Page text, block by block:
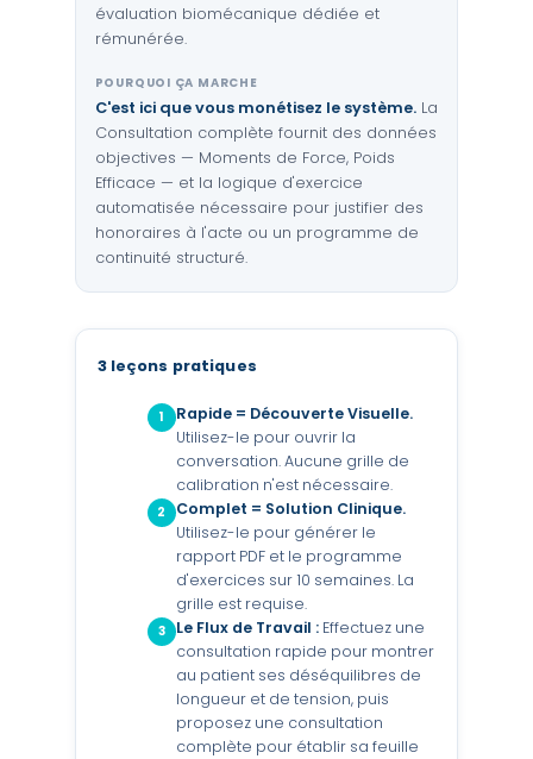
évaluation biomécanique dédiée et
rémunérée.
POURQUOI ÇA MARCHE
C'est ici que vous monétisez le système.La
Consultation complète fournit des données
objectives — Moments de Force, Poids
Efficace — et la logique d'exercice
automatisée nécessaire pour justifier des
honoraires à l'acte ou un programme de
continuité structuré.
3 leçons pratiques
1
Rapide = Découverte Visuelle.
Utilisez-le pour ouvrir la
conversation. Aucune grille de
calibration n'est nécessaire.
2
Complet = Solution Clinique.
Utilisez-le pour générer le
rapport PDF et le programme
d'exercices sur 10 semaines. La
grille est requise.
3 Le Flux de Travail :Effectuez une
consultation rapide pour montrer
au patient ses déséquilibres de
longueur et de tension, puis
proposez une consultation
complète pour établir sa feuille